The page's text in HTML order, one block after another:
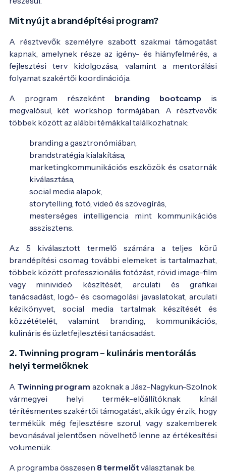
Mit nyújt a brandépítési program?
A résztvevők személyre szabott szakmai támogatást
kapnak, amelynek része az igény- és hiányfelmérés, a
fejlesztési terv kidolgozása, valamint a mentorálási
folyamat szakértői koordinációja.
A program részeként branding bootcamp is
megvalósul, két workshop formájában. A résztvevők
többek között az alábbi témákkal találkozhatnak:
branding a gasztronómiában,
brandstratégia kialakítása,
marketingkommunikációs eszközök és csatornák
kiválasztása,
social media alapok,
storytelling, fotó, videó és szövegírás,
mesterséges intelligencia mint kommunikációs
asszisztens.
Az 5 kiválasztott termelő számára a teljes körű
brandépítési csomag további elemeket is tartalmazhat,
többek között professzionális fotózást, rövid image-film
vagy minivideó készítését, arculati és grafikai
tanácsadást, logó- és csomagolási javaslatokat, arculati
kézikönyvet, social media tartalmak készítését és
közzétételét, valamint branding, kommunikációs,
kulináris és üzletfejlesztési tanácsadást.
2. Twinning program – kulináris mentorálás
helyi termelőknek
A Twinning program azoknak a Jász-Nagykun-Szolnok
vármegyei helyi termék-előállítóknak kínál
térítésmentes szakértői támogatást, akik úgy érzik, hogy
termékük még fejlesztésre szorul, vagy szakemberek
bevonásával jelentősen növelhető lenne az értékesítési
volumenük.
A programba összesen 8 termelőtválasztanak be.